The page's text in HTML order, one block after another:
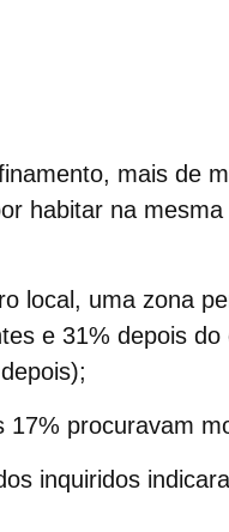
mais de
habitar na
local, uma zona
e 31% depois
procuravam
inquiridos